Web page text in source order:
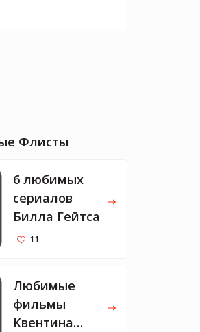
Флисты
6 любимых
сериалов
Билла Гейтса
11
Любимые
фильмы
Квентина